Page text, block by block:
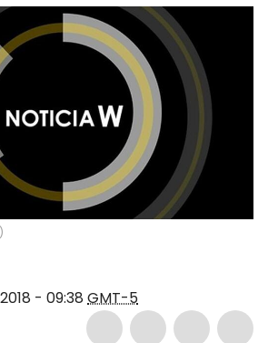
)
- 09:38 GMT-5